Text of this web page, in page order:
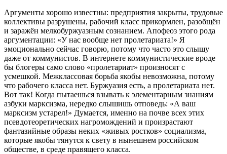
Аргументы хорошо известны: предприятия закрыты, трудовые
коллективы разрушены, рабочий класс прикормлен, разобщён
и заражён мелкобуржуазным сознанием. Апофеоз этого рода
аргументации: «У нас вообще нет пролетариата!» Я
эмоционально сейчас говорю, потому что часто это слышу
даже от коммунистов. В интернете коммунистические вроде
бы блогеры само слово «пролетариат» произносят с
усмешкой. Межклассовая борьба якобы невозможна, потому
что рабочего класса нет. Буржуазия есть, а пролетариата нет.
Вот так! Когда пытаешься взывать к элементарным знаниям
азбуки марксизма, нередко слышишь отповедь: «А ваш
марксизм устарел!» Думается, именно на почве всех этих
псевдотеоретических нагромождений и произрастают
фантазийные образы неких «живых ростков» социализма,
которые якобы тянутся к свету в нынешнем российском
обществе, в среде правящего класса.